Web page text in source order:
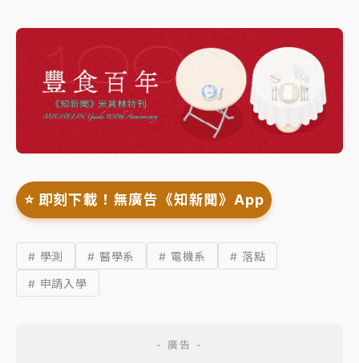
⭐️ 即刻下載！無廣告《知新聞》App
# 學測 # 醫學系 # 電機系
# 落點
# 申請入學